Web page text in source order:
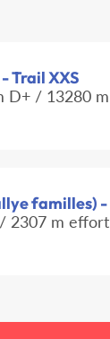
Trail XXS
D+ / 13280
familles) -
2307 m effort